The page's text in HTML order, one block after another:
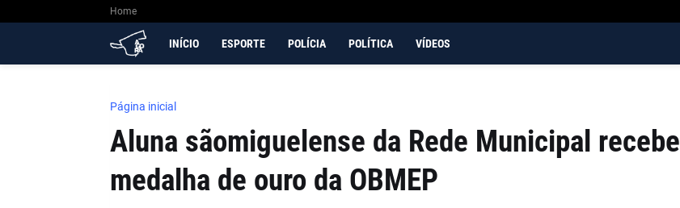
Home
INÍCIO ESPORTE POLÍCIA POLÍTICA VÍDEOS
Página inicial
Aluna sãomiguelense da Rede Municipal recebe
medalha de ouro da OBMEP